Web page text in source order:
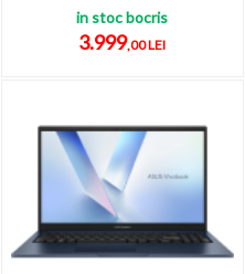
in stoc bocris
3.999,00 LEI